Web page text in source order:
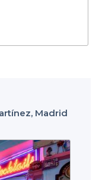
Madrid